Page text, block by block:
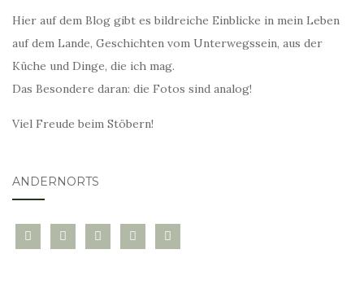
Hier auf dem Blog gibt es bildreiche Einblicke in mein Leben
auf dem Lande, Geschichten vom Unterwegssein, aus der
Küche und Dinge, die ich mag.
Das Besondere daran: die Fotos sind analog!
Viel Freude beim Stöbern!
ANDERNORTS
bloglovininstagramtwitter pinterest
mail